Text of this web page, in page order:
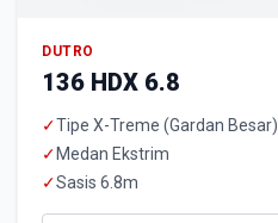
DUTRO
136 HDX 6.8
✓Tipe X-Treme (Gardan Besar)
✓ Medan Ekstrim
✓Sasis 6.8m